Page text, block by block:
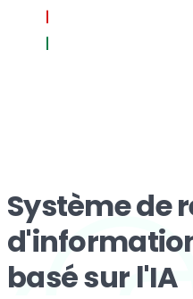
Système de
basé sur l'IA